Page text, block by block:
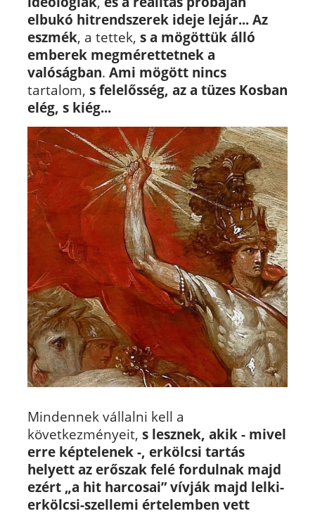
elbukó hitrendszerek ideje lejár... Az
eszmék, a tettek, s a mögöttük álló
emberek megmérettetnek a
valóságban. Ami mögött nincs
tartalom, s felelősség, az a tüzes Kosban
elég, s kiég...
Mindennek vállalni kell a
következményeit, s lesznek, akik - mivel
erre képtelenek -, erkölcsi tartás
helyett az erőszak felé fordulnak majd
ezért „a hit harcosai” vívják majd lelki-
erkölcsi-szellemi értelemben vett